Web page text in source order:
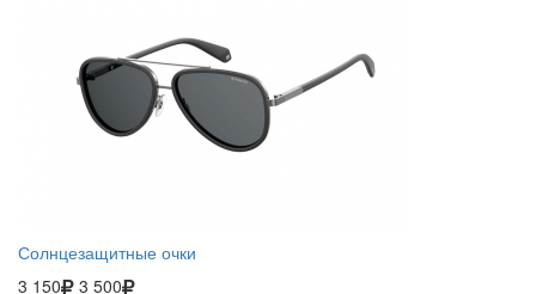
Солнцезащитные очки
3 150
3 500